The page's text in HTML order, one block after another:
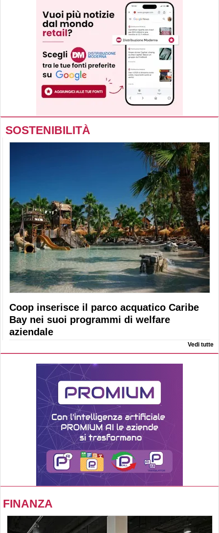
SOSTENIBILITÀ
Coop inserisce il parco acquatico Caribe
Bay nei suoi programmi di welfare
aziendale
Vedi tutte
FINANZA